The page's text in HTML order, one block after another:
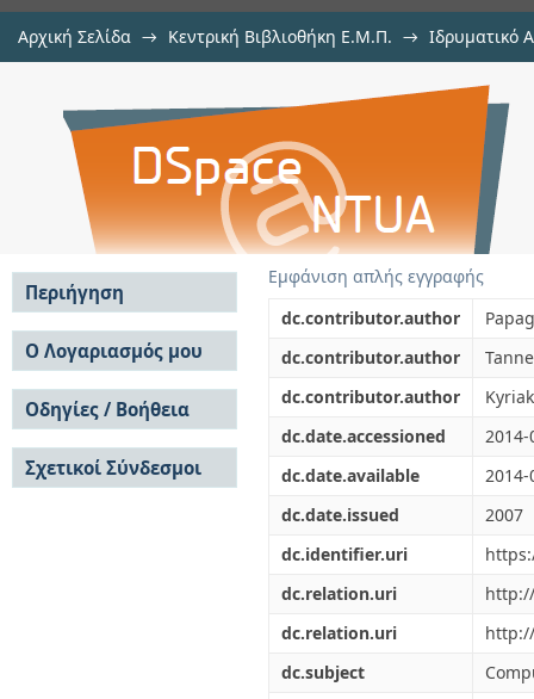
Αρχική Σελίδα → Κεντρική Βιβλιοθήκη Ε.Μ.Π. → Ιδρυματικό
Motion Tasks for Robot
Input Constraints
Εμφάνιση απλής εγγραφής
dc.contributor.author
dc.contributor.author
dc.contributor.author
dc.date.accessioned
2014-
dc.date.available
2014-
dc.date.issued
2007
dc.identifier.uri
dc.relation.uri
dc.relation.uri
dc.subject
Περιήγηση
Σε όλο το DSpace
Κοινότητες & Συλλογές
Ανά Ημερομηνία
Έκδοσης
Συγγραφείς
Τίτλοι
Θέματα
Ο Λογαριασμός μου
Σύνδεση
Εγγραφή
Οδηγίες / Βοήθεια
Οδηγίες Υποβολής
Οδηγίες Χρήσης ΙΑ
Συχνές Ερωτήσεις
Σχετικοί Σύνδεσμοι